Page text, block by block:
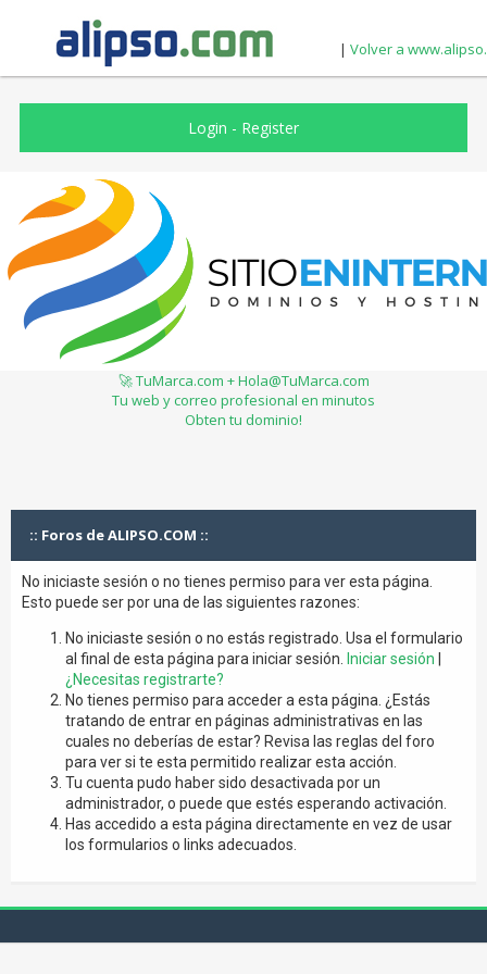
| Volver a
Login - Register
🚀 TuMarca.com + Hola@TuMarca.com
Tu web y correo profesional en minutos
Obten tu dominio!
:: Foros de ALIPSO.COM ::
No iniciaste sesión o no tienes permiso para ver esta página.
Esto puede ser por una de las siguientes razones:
No iniciaste sesión o no estás registrado. Usa el formulario
al final de esta página para iniciar sesión.
Iniciar sesión
¿Necesitas registrarte?
No tienes permiso para acceder a esta página. ¿Estás
tratando de entrar en páginas administrativas en las
cuales no deberías de estar? Revisa las reglas del foro
para ver si te esta permitido realizar esta acción.
Tu cuenta pudo haber sido desactivada por un
administrador, o puede que estés esperando activación.
Has accedido a esta página directamente en vez de usar
los formularios o links adecuados.